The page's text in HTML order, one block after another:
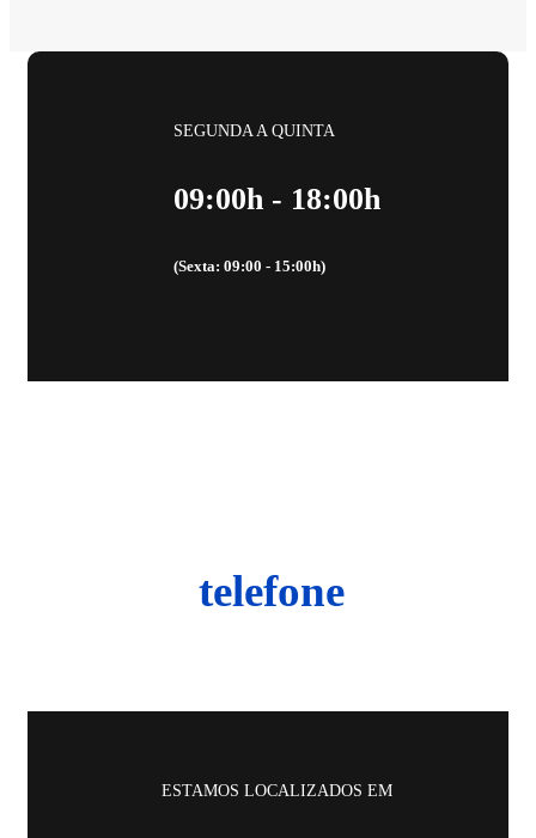
SEGUNDA A QUINTA
09:00h - 18:00h
(Sexta: 09:00 - 15:00h)
telefone
ESTAMOS LOCALIZADOS EM